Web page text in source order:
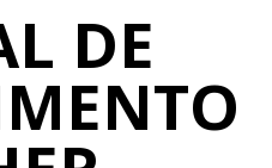
DE